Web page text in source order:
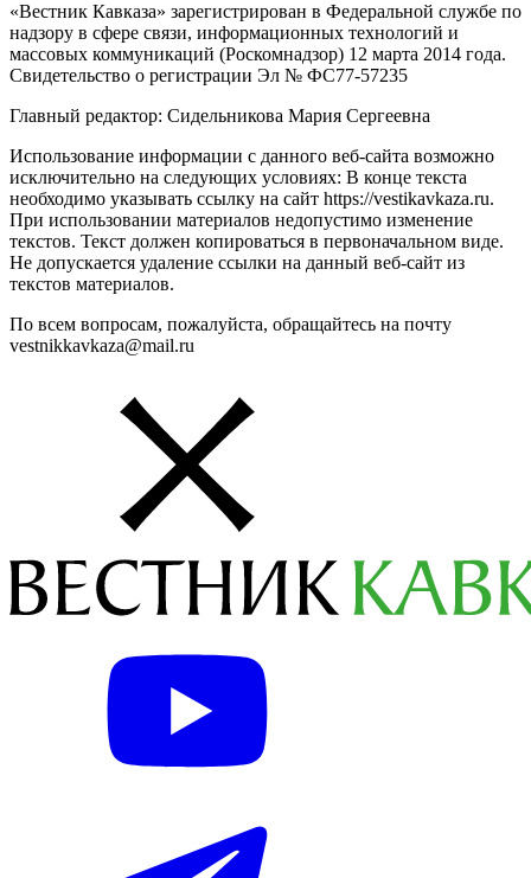
«Вестник Кавказа» зарегистрирован в Федеральной службе по
надзору в сфере связи, информационных технологий и
массовых коммуникаций (Роскомнадзор) 12 марта 2014 года.
Свидетельство о регистрации Эл № ФС77-57235
Главный редактор: Сидельникова Мария Сергеевна
Использование информации с данного веб-сайта возможно
исключительно на следующих условиях: В конце текста
необходимо указывать ссылку на сайт https://vestikavkaza.ru.
При использовании материалов недопустимо изменение
текстов. Текст должен копироваться в первоначальном виде.
Не допускается удаление ссылки на данный веб-сайт из
текстов материалов.
По всем вопросам, пожалуйста, обращайтесь на почту
vestnikkavkaza@mail.ru